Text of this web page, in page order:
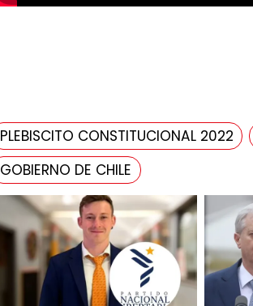
PLEBISCITO CONSTITUCIONAL 2022
GOBIERNO DE CHILE